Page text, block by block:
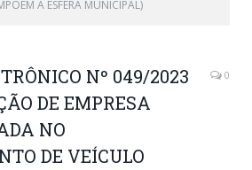
A ESFERA MUNICIPAL)
Nº 049/2023
DE EMPRESA
NO
DE VEÍCULO
0